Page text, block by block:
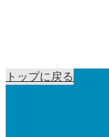
トップに戻る